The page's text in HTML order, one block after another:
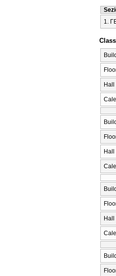
1.
Hall
Hall
Hall